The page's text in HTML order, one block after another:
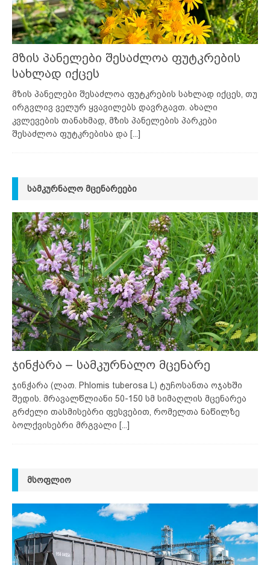
მზის პანელები შესაძლოა ფუტკრების
სახლად იქცეს
მზის პანელები შესაძლოა ფუტკრების სახლად იქცეს, თუ
ირგვლივ ველურ ყვავილებს დავრგავთ. ახალი
კვლევების თანახმად, მზის პანელების პარკები
შესაძლოა ფუტკრებისა და [...]
ᲡᲐᲛᲙᲣᲠᲜᲐᲚᲝ ᲛᲪᲔᲜᲐᲠᲔᲔᲑᲘ
ჯინჭარა – სამკურნალო მცენარე
ჯინჭარა (ლათ. Phlomis tuberosa L) ტუჩოსანთა ოჯახში
შედის. მრავალწლიანი 50-150 სმ სიმაღლის მცენარეა
გრძელი თასმისებრი ფესვებით, რომელთა ნაწილზე
ბოლქვისებრი მრგვალი [...]
ᲛᲡᲝᲤᲚᲘᲝ